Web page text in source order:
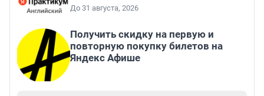
До 31 августа, 2026
Получить скидку на первую и
повторную покупку билетов на
Яндекс Афише